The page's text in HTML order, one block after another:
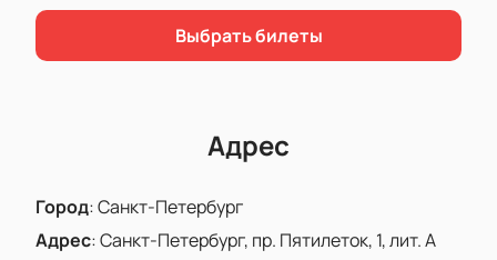
Выбрать билеты
Адрес
Город:Санкт-Петербург
Адрес:Санкт-Петербург, пр. Пятилеток, 1, лит. А